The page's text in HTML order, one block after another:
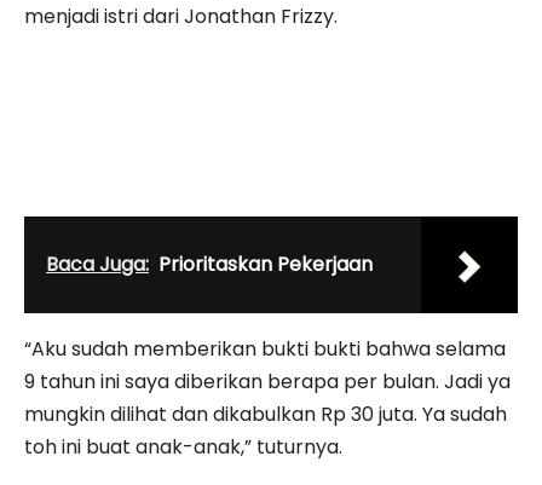
menjadi istri dari Jonathan Frizzy.
Baca Juga: Prioritaskan Pekerjaan
“Aku sudah memberikan bukti bukti bahwa selama
9 tahun ini saya diberikan berapa per bulan. Jadi ya
mungkin dilihat dan dikabulkan Rp 30 juta. Ya sudah
toh ini buat anak-anak,” tuturnya.